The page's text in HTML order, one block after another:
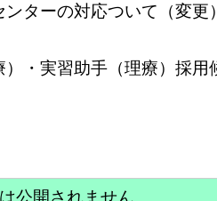
ターの対応ついて（変更）
・実習助手（理療）採用
公開されません